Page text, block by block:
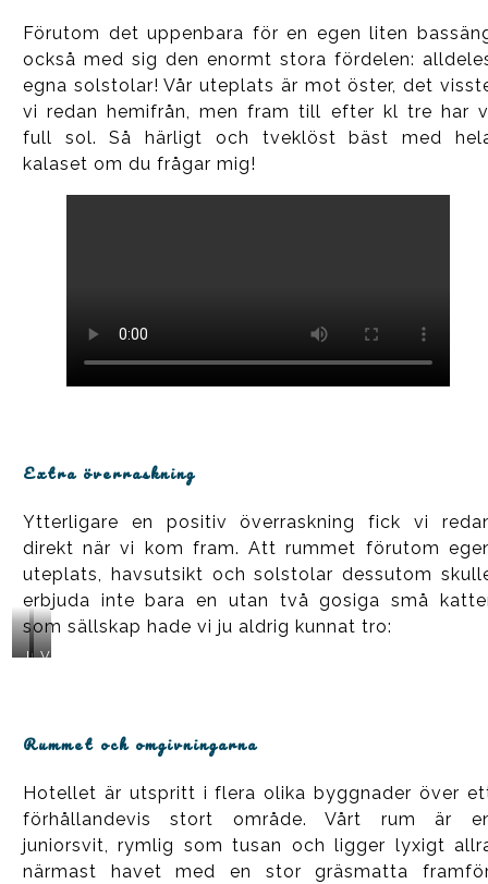
Förutom det uppenbara för en egen liten
också med sig den enormt stora fördelen:
egna solstolar! Vår uteplats är mot öster, det
vi redan hemifrån, men fram till efter kl tre har
full sol. Så härligt och tveklöst bäst med
kalaset om du frågar mig!
Extra överraskning
Ytterligare en positiv överraskning fick vi
direkt när vi kom fram. Att rummet förutom
uteplats, havsutsikt och solstolar dessutom
erbjuda inte bara en utan två gosiga små
som sällskap hade vi ju aldrig kunnat tro:
Just
sällskaplig
och
ibland
upp
på
en
av
solstolarna
Vi
redan
dagen.
Vilken
jackpott!
Rummet och omgivningarna
Hotellet är utspritt i flera olika byggnader över
förhållandevis stort område. Vårt rum är
juniorsvit, rymlig som tusan och ligger lyxigt
närmast havet med en stor gräsmatta